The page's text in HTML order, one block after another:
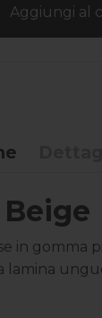
Aggiungi al
in gomma